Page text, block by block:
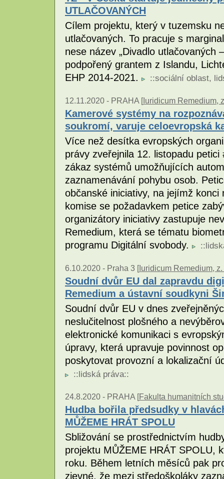
UTLAČOVANÝCH
Cílem projektu, který v tuzemsku
utlačovaných. To pracuje s
nese název „Divadlo utlačovaných
podpořený grantem z Islandu,
EHP 2014-2021.
::sociální oblast,
12.11.2020 - PRAHA [Iuridicum Remedium,
Kamerové systémy na
soukromí, varuje celoevropská
Více než desítka evropských
právy zveřejnila 12. listopadu
zákaz systémů umožňujících
zaznamenávání pohybu osob.
občanské iniciativy, na jejímž
komise se požadavkem petice
organizátory iniciativy zastupuje
Remedium, která se tématu
programu Digitální svobody.
::
6.10.2020 - Praha 3 [Iuridicum Remedium, z.
Soudní dvůr EU dal zapravdu
Remedium a ústavní soudkyni
Soudní dvůr EU v dnes
neslučitelnost plošného a
elektronické komunikaci s
úpravy, která upravuje povinnost
poskytovat provozní a lokalizační
::lidská práva::
24.8.2020 - PRAHA [Fakulta humanitních
Hudba bořila předsudky v
MŮŽEME HRÁT SPOLU
Sbližování se prostřednictvím
projektu MŮŽEME HRÁT SPOLU,
roku. Během letních měsíců pak
zjevné, že mezi středoškoláky